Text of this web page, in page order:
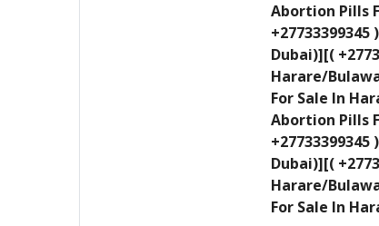
Abortion Pills
Dubai)][(
Harare/
For Sale In
Abortion Pills
Dubai)][(
Harare/
For Sale In